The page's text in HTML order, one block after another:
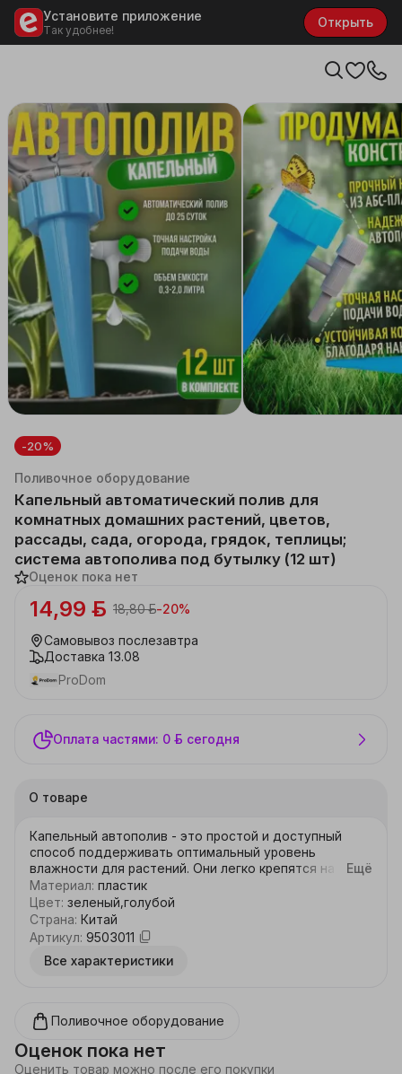
Установите приложение
Так удобнее!
Открыть
-20%
Каталог
Дача, сад
Поливочное оборудование
Капельный автоматический полив для
комнатных домашних растений, цветов,
рассады, сада, огорода, грядок, теплицы;
система автополива под бутылку (12 шт)
Оценок пока нет
18,80 ƃ-20%
14,99 ƃ
Самовывоз послезавтра
Доставка 13.08
ProDom
Оплата частями: 0 ƃ сегодня
О товаре
Капельный автополив - это простой и доступный
способ поддерживать оптимальный уровень
влажности для растений. Они легко крепятся на
обычную пластиковую бутылку, которая служит
резервуаром для воды. Конус вставляется в почву
рядом с цветком и поступает капельно,
предотвращая пересыхание или перелив. Это
практично для людей, часто уезжающих в
командировки или отпуска. Такое приспособление
красивыми. ВАЖНО! В бутылке создается вакуум, и
полив перестает капать. Сделайте отверстия в дне
бутылки или обрежьте дно. Если появилось
протекание между бутылкой и капельником, то
Ещё
Материал: пластик
Цвет: зеленый,голубой
Страна: Китай
Артикул: 9503011
Все характеристики
Поливочное оборудование
Оценок пока нет
Оценить товар можно после его покупки